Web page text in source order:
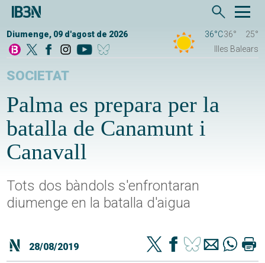
Diumenge, 09 d'agost de 2026 36°C36°
25°
Illes Balears
SOCIETAT
Palma es prepara per la
batalla de Canamunt i
Canavall
Tots dos bàndols s'enfrontaran
diumenge en la batalla d'aigua
28/08/2019